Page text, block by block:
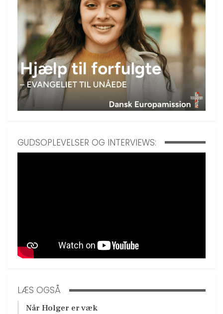
GUDSOPLEVELSER OG INTERVIEWS:
LÆS OGSÅ
Når Holger er væk